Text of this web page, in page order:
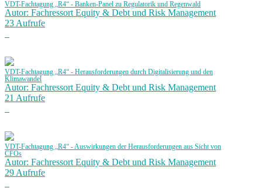
VDT-Fachtagung „R4“ - Banken-Panel zu Regulatorik und Regenwald
Autor: Fachressort Equity & Debt und Risk Management
23 Aufrufe
VDT-Fachtagung „R4“ - Herausforderungen durch Digitalisierung und den
Klimawandel
Autor: Fachressort Equity & Debt und Risk Management
21 Aufrufe
VDT-Fachtagung „R4“ - Auswirkungen der Herausforderungen aus Sicht von
CFOs
Autor: Fachressort Equity & Debt und Risk Management
29 Aufrufe